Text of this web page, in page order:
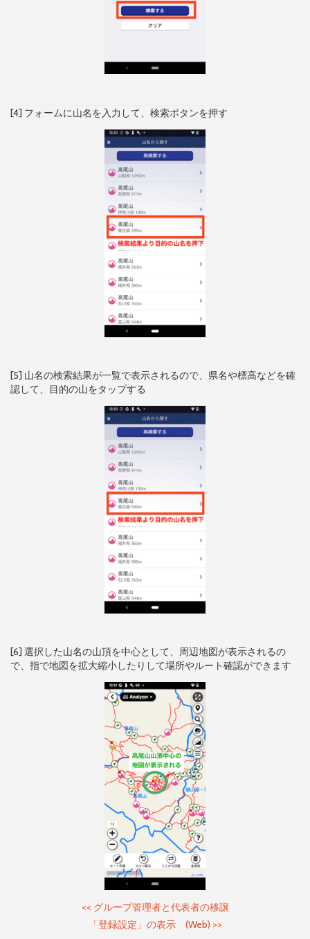
[4] フォームに山名を入力して、検索ボタンを押す
[5] 山名の検索結果が一覧で表示されるので、県名や標高などを確
認して、目的の山をタップする
[6] 選択した山名の山頂を中心として、周辺地図が表示されるの
で、指で地図を拡大縮小したりして場所やルート確認ができます
<< グループ管理者と代表者の移譲
「登録設定」の表示 (Web) >>